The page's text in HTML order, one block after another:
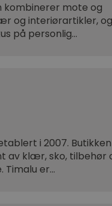
kombinerer mote og
og interiørartikler, og
på personlig…
i 2007. Butikken
av klær, sko, tilbehør
Timalu er…